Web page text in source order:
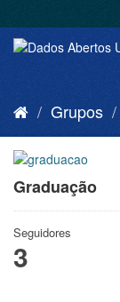
Grupos
Graduação
Seguidores
3